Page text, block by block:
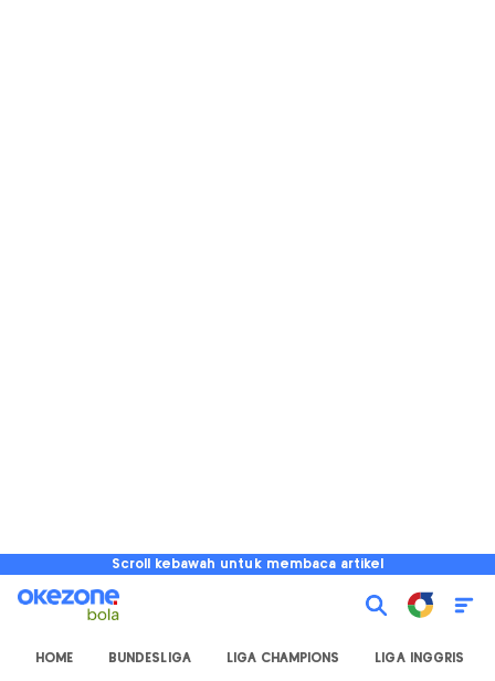
Scroll kebawah untuk membaca artikel
HOME BUNDESLIGA LIGA CHAMPIONS LIGA INGGRIS